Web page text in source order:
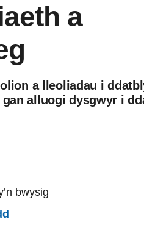
a
a lleoliadau i
alluogi dysgwyr i
bwysig